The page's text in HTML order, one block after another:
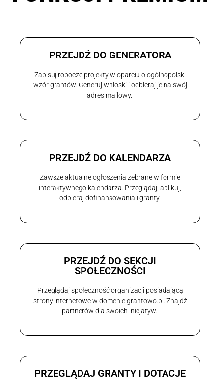
PRZEJDŹ DO GENERATORA
Zapisuj robocze projekty w oparciu o ogólnopolski
wzór grantów. Generuj wnioski i odbieraj je na swój
adres mailowy.
PRZEJDŹ DO KALENDARZA
Zawsze aktualne ogłoszenia zebrane w formie
interaktywnego kalendarza. Przeglądaj, aplikuj,
odbieraj dofinansowania i granty.
PRZEJDŹ DO SEKCJI
SPOŁECZNOŚCI
Przeglądaj społeczność organizacji posiadającą
strony internetowe w domenie grantowo.pl. Znajdź
partnerów dla swoich inicjatyw.
PRZEGLĄDAJ GRANTY I DOTACJE